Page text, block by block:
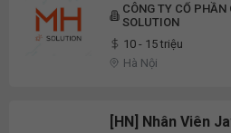
CÔNG TY CỔ PHẦN
SOLUTION
10 - 15 triệu
Hà Nội
[HN] Nhân Viên